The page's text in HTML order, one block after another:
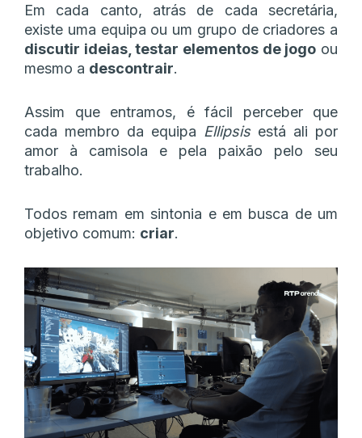
Em cada canto, atrás de cada secretária,
existe uma equipa ou um grupo de criadores a
discutir ideias, testar elementos de jogo ou
mesmo a descontrair.
Assim que entramos, é fácil perceber que
cada membro da equipa Ellipsisestá ali por
amor à camisola e pela paixão pelo seu
trabalho.
Todos remam em sintonia e em busca de um
objetivo comum: criar.